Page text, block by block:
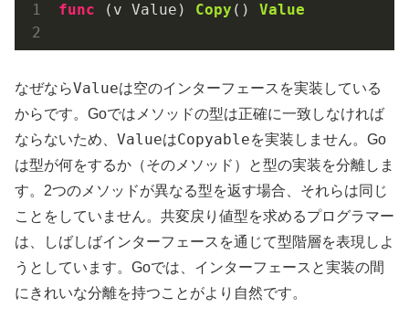
func (v Value) Copy () Value
なぜならValueは空のインターフェースを実装している
からです。Goではメソッドの型は正確に一致しなければ
ならないため、 ValueはCopyableを実装しません。Go
は型が何をするか（そのメソッド）と型の実装を分離しま
す。2つのメソッドが異なる型を返す場合、それらは同じ
ことをしていません。共変戻り値型を求めるプログラマー
は、しばしばインターフェースを通じて型階層を表現しよ
うとしています。Goでは、インターフェースと実装の間
にきれいな分離を持つことがより自然です。